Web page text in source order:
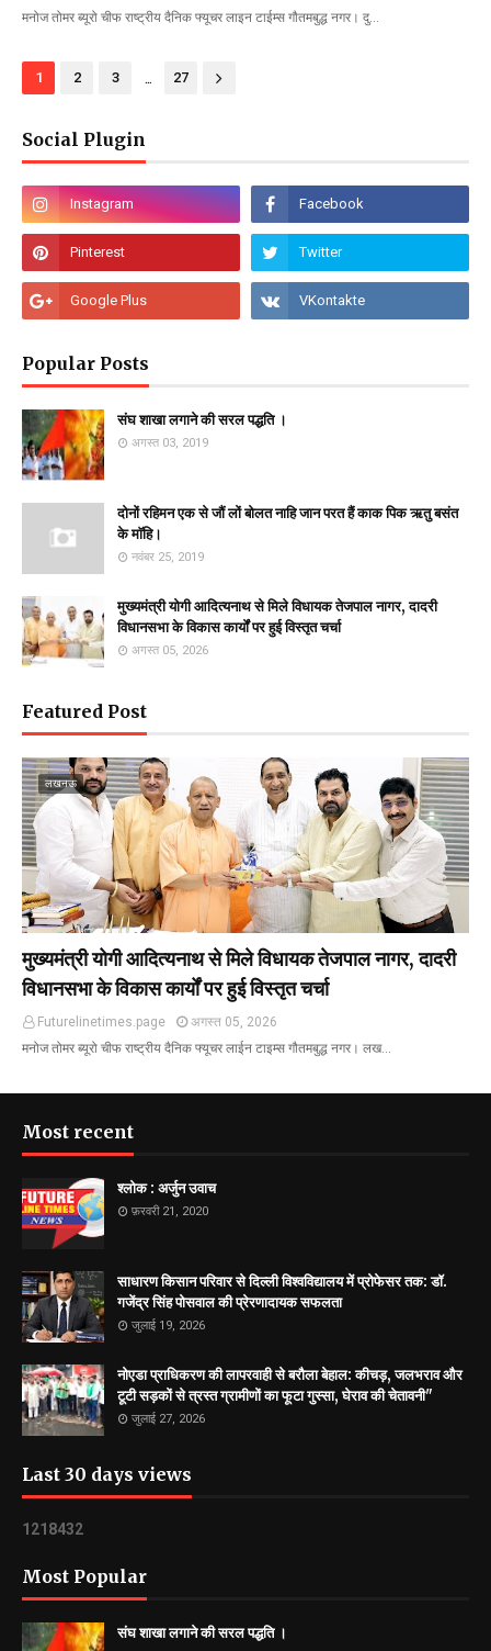
मनोज तोमर ब्यूरो चीफ राष्ट्रीय दैनिक फ्यूचर लाइन टाईम्स गौतमबुद्ध नगर। दु…
1 2 3 ... 27
Social Plugin
Popular Posts
संघ शाखा लगाने की सरल पद्धति ।
अगस्त 03, 2019
दोनों रहिमन एक से जौं लों बोलत नाहि जान परत हैं काक पिक ऋतु बसंत
के माॅहि।
नवंबर 25, 2019
मुख्यमंत्री योगी आदित्यनाथ से मिले विधायक तेजपाल नागर, दादरी
विधानसभा के विकास कार्यों पर हुई विस्तृत चर्चा
अगस्त 05, 2026
Featured Post
लखनऊ
मुख्यमंत्री योगी आदित्यनाथ से मिले विधायक तेजपाल नागर, दादरी
विधानसभा के विकास कार्यों पर हुई विस्तृत चर्चा
Futurelinetimes.page
अगस्त 05, 2026
मनोज तोमर ब्यूरो चीफ राष्ट्रीय दैनिक फ्यूचर लाईन टाइम्स गौतमबुद्ध नगर। लख…
Most recent
श्लोक : अर्जुन उवाच
फ़रवरी 21, 2020
साधारण किसान परिवार से दिल्ली विश्वविद्यालय में प्रोफेसर तक: डॉ.
गजेंद्र सिंह पोसवाल की प्रेरणादायक सफलता
जुलाई 19, 2026
नोएडा प्राधिकरण की लापरवाही से बरौला बेहाल: कीचड़, जलभराव और
टूटी सड़कों से त्रस्त ग्रामीणों का फूटा गुस्सा, घेराव की चेतावनी"
जुलाई 27, 2026
Last 30 days views
1 21 8432
Most Popular
संघ शाखा लगाने की सरल पद्धति ।